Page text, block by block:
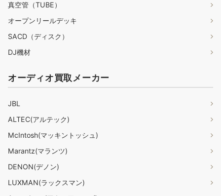
真空管（TUBE）
オープンリールデッキ
SACD（ディスク）
DJ機材
オーディオ買取メーカー
JBL
ALTEC(アルテック)
McIntosh(マッキントッシュ)
Marantz(マランツ)
DENON(デノン)
LUXMAN(ラックスマン)